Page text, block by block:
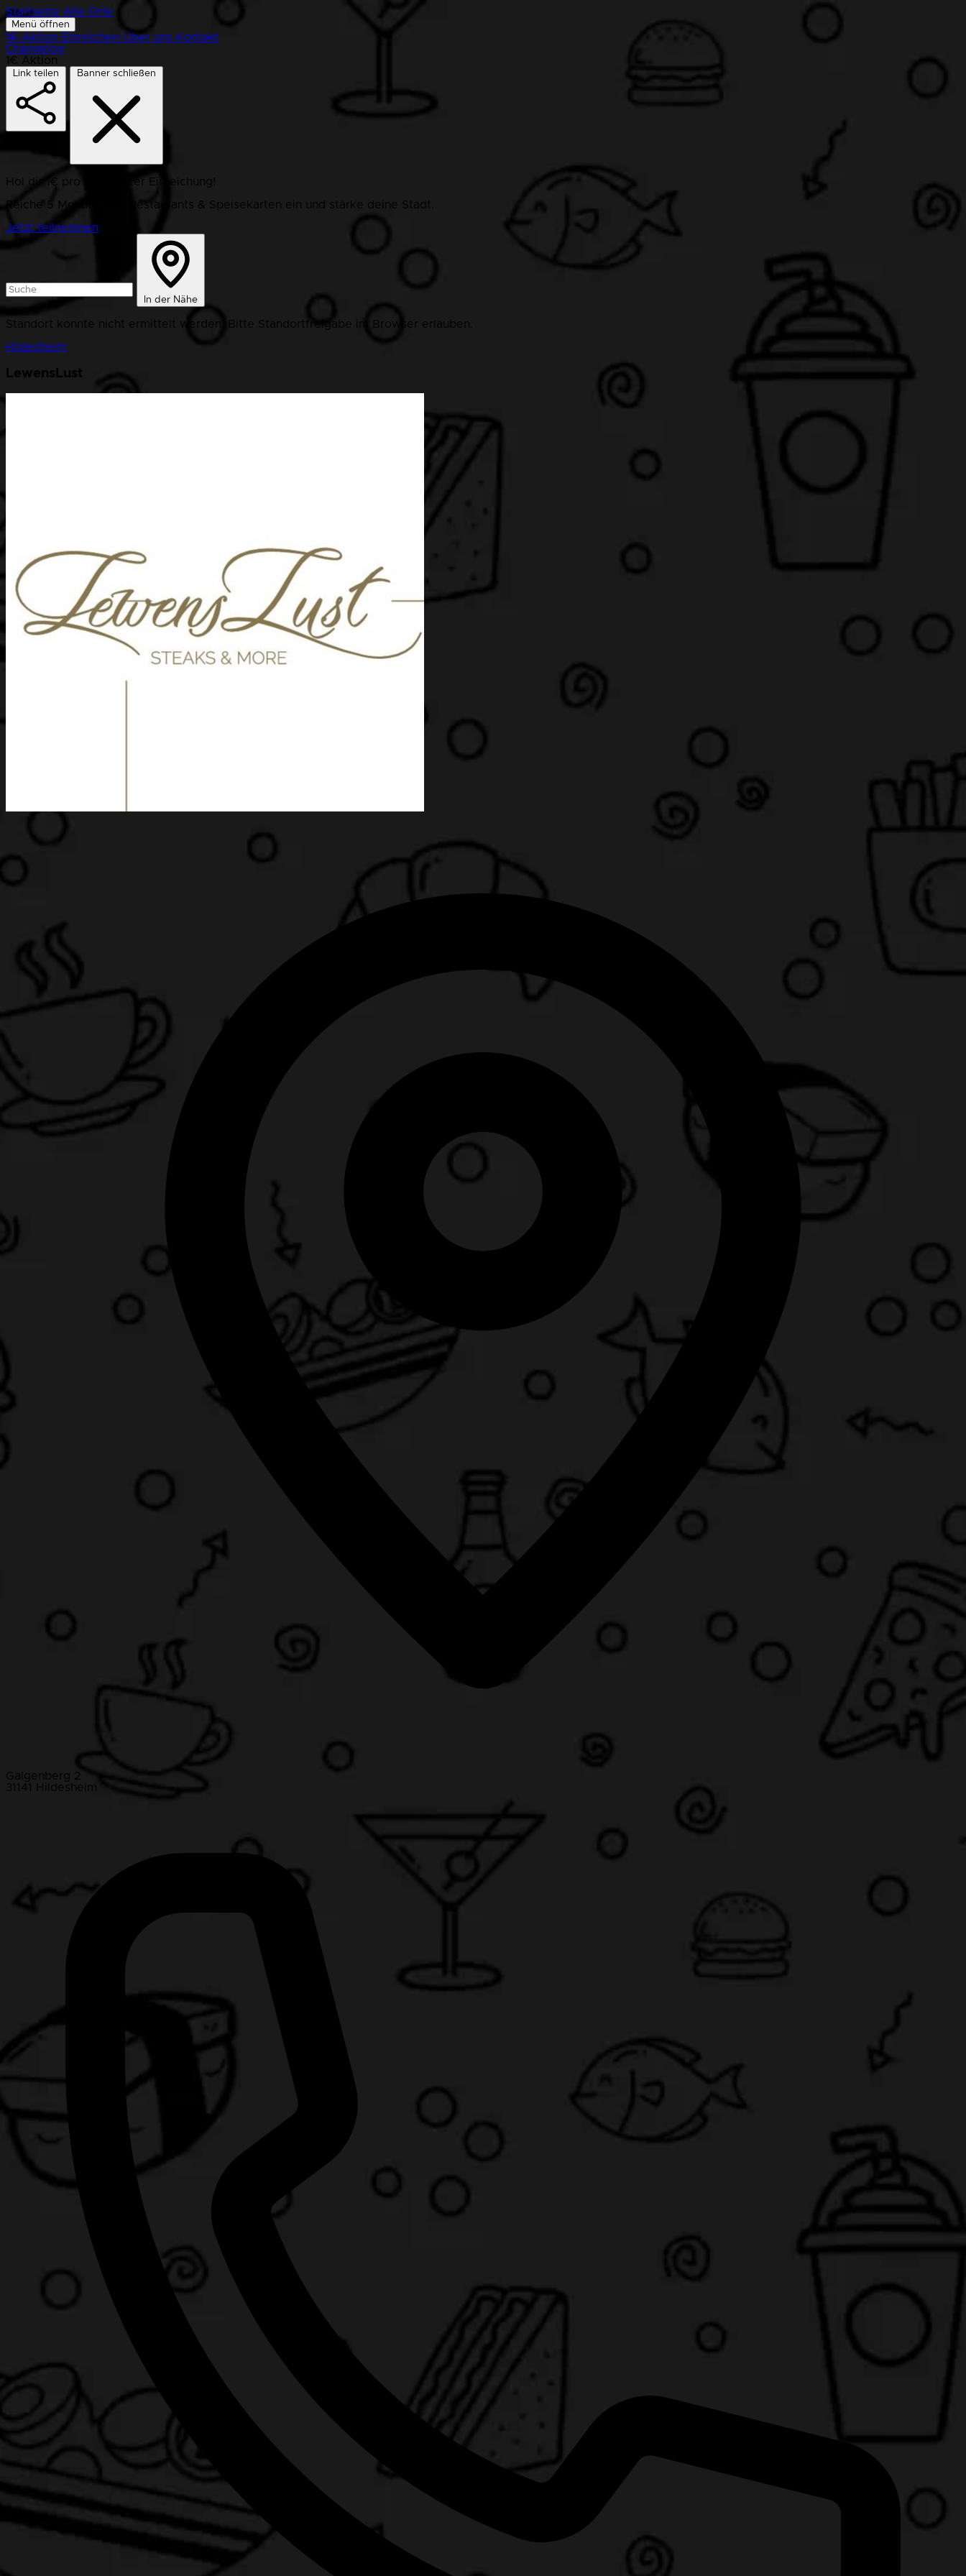
Startseite Alle Orte
Menü öffnen
1€-Aktion Einreichen Über uns Kontakt
Changelog
1€ Aktion
Link teilen Banner schließen
Hol dir 1€ pro bestätigter Einreichung!
Reiche 5 Monate lang Restaurants & Speisekarten ein und stärke deine Stadt.
Jetzt teilnehmen
In der Nähe
Standort konnte nicht ermittelt werden. Bitte Standortfreigabe im Browser erlauben.
Hildesheim
LewensLust
Galgenberg 2
31141 Hildesheim